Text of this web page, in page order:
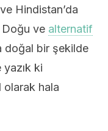
Hindistan’da
Doğu ve alternatif
doğal bir şekilde
yazık ki
olarak hala